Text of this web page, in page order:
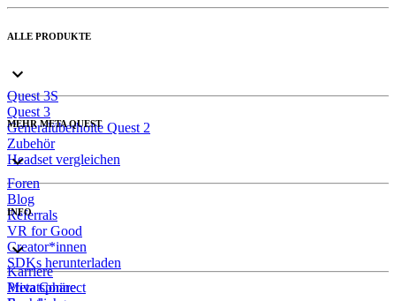
ALLE PRODUKTE
Quest 3S
Quest 3
Generalüberholte Quest 2
Zubehör
Headset vergleichen
MEHR META QUEST
Foren
Blog
Referrals
VR for Good
Creator*innen
SDKs herunterladen
INFO
Karriere
Meta Connect
Privatsphäre